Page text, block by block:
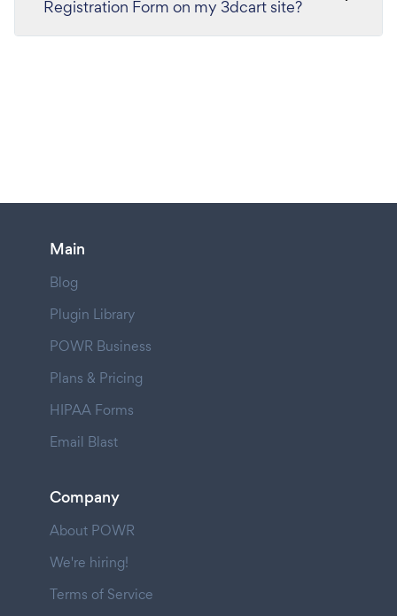
Registration Form on my 3dcart site?
Main
Blog
Plugin Library
POWR Business
Plans & Pricing
HIPAA Forms
Email Blast
Company
About POWR
We're hiring!
Terms of Service